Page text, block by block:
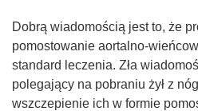
Dobrą wiadomością jest to, że
pomostowanie aortalno-
standard leczenia. Zła
polegający na pobraniu żył z
wszczepienie ich w formie